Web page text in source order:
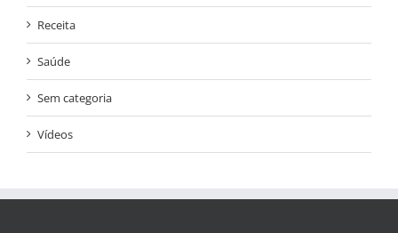
Receita
Saúde
Sem categoria
Vídeos